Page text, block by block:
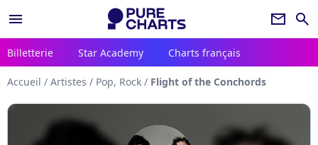
menu newsletter search
Billetterie Star Academy Charts français
Accueil / Artistes / Pop, Rock / Flight of the Conchords